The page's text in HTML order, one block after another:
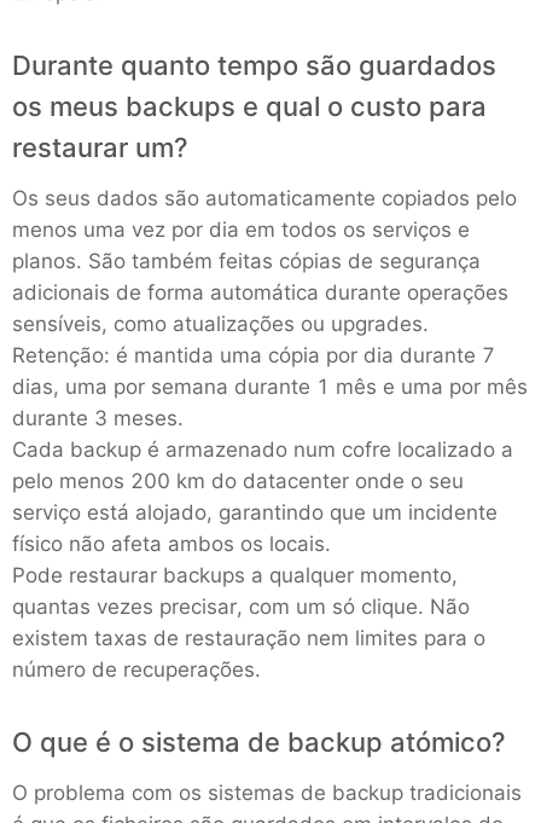
Durante quanto tempo são guardados
os meus backups e qual o custo para
restaurar um?
Os seus dados são automaticamente copiados pelo
menos uma vez por dia em todos os serviços e
planos. São também feitas cópias de segurança
adicionais de forma automática durante operações
sensíveis, como atualizações ou upgrades.
Retenção: é mantida uma cópia por dia durante 7
dias, uma por semana durante 1 mês e uma por mês
durante 3 meses.
Cada backup é armazenado num cofre localizado a
pelo menos 200 km do datacenter onde o seu
serviço está alojado, garantindo que um incidente
físico não afeta ambos os locais.
Pode restaurar backups a qualquer momento,
quantas vezes precisar, com um só clique. Não
existem taxas de restauração nem limites para o
número de recuperações.
O que é o sistema de backup atómico?
O problema com os sistemas de backup tradicionais